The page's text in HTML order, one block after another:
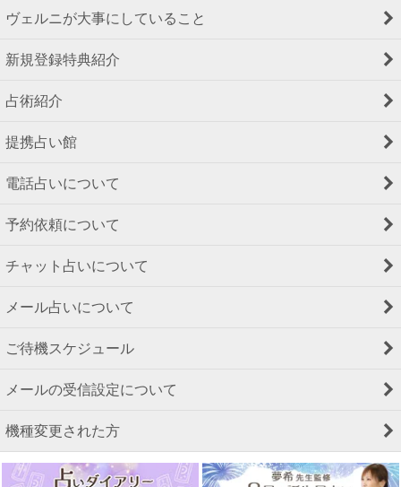
ヴェルニが大事にしていること
新規登録特典紹介
占術紹介
提携占い館
電話占いについて
予約依頼について
チャット占いについて
メール占いについて
ご待機スケジュール
メールの受信設定について
機種変更された方